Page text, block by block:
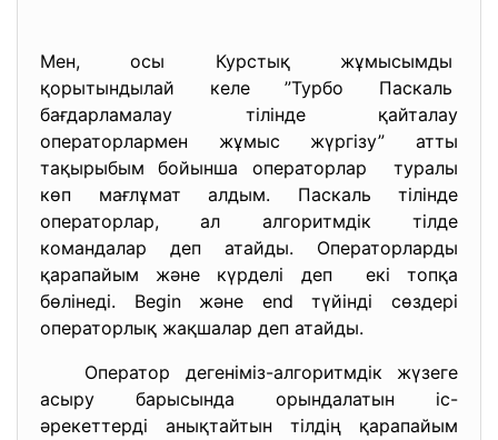
Мен, осы Курстық жұмысымды
қорытындылай келе ”Турбо Паскаль
бағдарламалау тілінде қайталау
операторлармен жұмыс жүргізу” атты
тақырыбым бойынша операторлар туралы
көп мағлұмат алдым. Паскаль тілінде
операторлар, ал алгоритмдік тілде
командалар деп атайды. Операторларды
қарапайым және күрделі деп екі топқа
бөлінеді. Веgin және end түйінді сөздері
операторлық жақшалар деп атайды.
Оператор дегеніміз-алгоритмдік жүзеге
асыру барысында орындалатын іс-
әрекеттерді анықтайтын тілдің қарапайым